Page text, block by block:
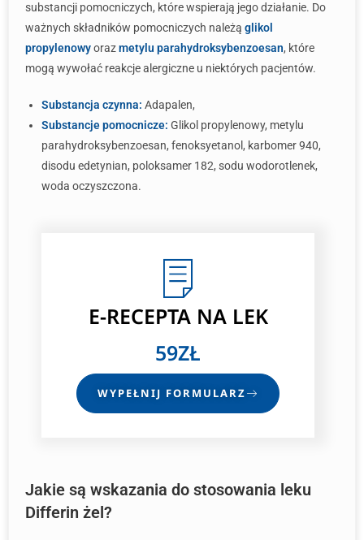
substancji pomocniczych, które wspierają jego działanie. Do
ważnych składników pomocniczych należą glikol
propylenowyorazmetylu parahydroksybenzoesan, które
mogą wywołać reakcje alergiczne u niektórych pacjentów.
Substancja czynna: Adapalen,
Substancje pomocnicze: Glikol propylenowy, metylu
parahydroksybenzoesan, fenoksyetanol, karbomer 940,
disodu edetynian, poloksamer 182, sodu wodorotlenek,
woda oczyszczona.
E-RECEPTANA LEK
59ZŁ
WYPEŁNIJ FORMULARZ
Jakie są wskazania do stosowania leku
Differin żel?